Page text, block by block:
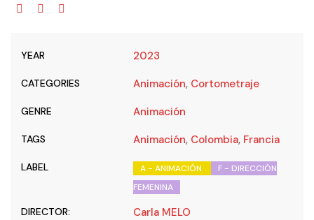
YEAR 2023
CATEGORIES Animación, Cortometraje
GENRE Animación
TAGS Animación, Colombia, Francia
LABEL A - ANIMACIÓN
F - DIRECCIÓN
FEMENINA
DIRECTOR: Carla MELO